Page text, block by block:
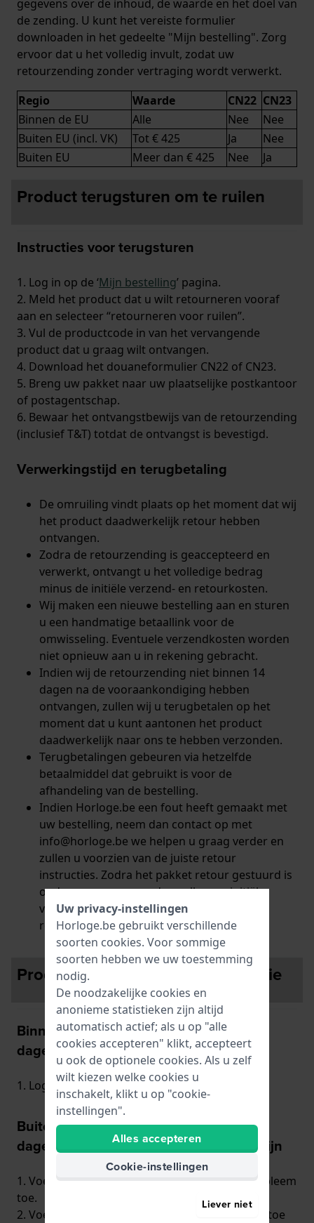
gegevens over de inhoud, de waarde en het doel van
de zending. U kunt het vereiste formulier
downloaden in het gedeelte "Mijn bestelling". Zorg
ervoor dat u het volledig invult, zodat uw
retourzending zonder vertraging wordt verwerkt.
Regio
Waarde CN22 CN23
Binnen de EU
Alle Nee
Nee
Buiten EU (incl. VK)
Tot € 425 Ja
Nee
Buiten EU
Meer dan € 425 Nee Ja
Product terugsturen om te ruilen
Instructies voor terugsturen
1. Log in op de ‘Mijn bestelling’ pagina.
2. Meld het product dat u wilt retourneren vooraf
aan en selecteer “retourneren voor ruilen”.
3. Vul de productcode in van het vervangende
product dat u graag wilt ontvangen.
4. Download het douaneformulier CN22 of CN23.
5. Breng uw pakket naar uw plaatselijke postkantoor
of postagentschap.
6. Bewaar het ontvangstbewijs van de retourzending
(inclusief T&T) totdat de ontvangst is bevestigd.
Verwerkingstijd en terugbetaling
De omruiling vindt plaats op het moment dat wij
het product daadwerkelijk retour hebben
ontvangen.
Zodra de retourzending is geaccepteerd en
verwerkt, ontvangt u het volledige bedrag
minus de initiële verzend- en retourkosten.
Wij maken een nieuwe bestelling aan en sturen
u een handmatige betaallink voor de
omwisseling. Eventuele verzendkosten worden
niet opnieuw aan u in rekening gebracht.
Indien wij de retourzending niet binnen 14
dagen na de vooraankondiging hebben
ontvangen, zullen wij u terugbetalen op het
moment dat u kunt aantonen het product
daadwerkelijk naar ons te hebben verzonden.
Terugbetalingen gebeuren via hetzelfde
betaalmiddel dat gebruikt is voor de
afhandeling van de bestelling.
Indien Horloge.be een fout heeft gemaakt met
uw bestelling, neem dan contact op met
info@horloge.be we helpen u graag verder en
zullen u voorzien van de juiste retour
instructies. Zodra het pakket retour gestuurd is
onder onze voorwaarden zullen we initiële
verzendkosten en eventuele
retourverzendkosten vergoeden.
Product terugsturen voor reparatie
Binnen de herroepingstermijn van 30
dagen
1. Log in op de paginahier.
Buiten de herroepingstermijn van 30
dagen, binnen de fabrieksgarantietermijn
1. Voeg een duidelijke beschrijving van het probleem
toe.
2. Voeg de geldige, gestempelde garantiekaart toe
Uw privacy-instellingen
Horloge.be gebruikt verschillende
soorten cookies. Voor sommige
soorten hebben we uw toestemming
nodig.
De noodzakelijke cookies en
anonieme statistieken zijn altijd
automatisch actief; als u op "alle
cookies accepteren" klikt, accepteert
u ook de optionele cookies. Als u zelf
wilt kiezen welke cookies u
inschakelt, klikt u op "cookie-
instellingen".
Alles accepteren
Cookie-instellingen
Liever niet